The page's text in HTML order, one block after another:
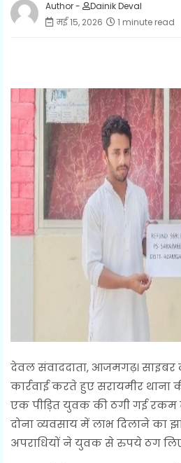
Author -
Dainik Deval
मई 15, 2026
1 minute read
देवल संवाददाता, आजमगढ़। साइबर
कार्रवाई करते हुए सरायमीर
एक पीड़ित युवक की ठगी गई रकम
दोना व्यवसाय में लाभ दिलाने का
अपराधियों ने युवक से रुपये ठग